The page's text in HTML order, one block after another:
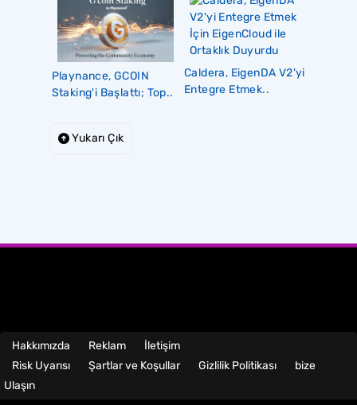
Playnance, GCOIN
Staking'i Başlattı; Top..
Caldera, EigenDA V2'yi
Entegre Etmek..
Yukarı Çık
Hakkımızda Reklam
İletişim
Risk Uyarısı
Şartlar ve Koşullar Gizlilik Politikası
bize
Ulaşın